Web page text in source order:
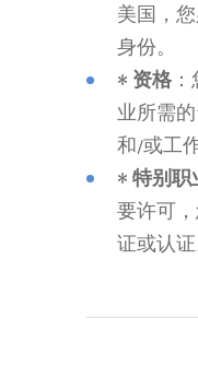
美国，
身份。
•资格
业所需
和/或工
•特别
要许可
证或认证